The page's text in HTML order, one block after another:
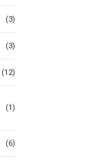
(3)
(3)
(12)
(1)
(6)